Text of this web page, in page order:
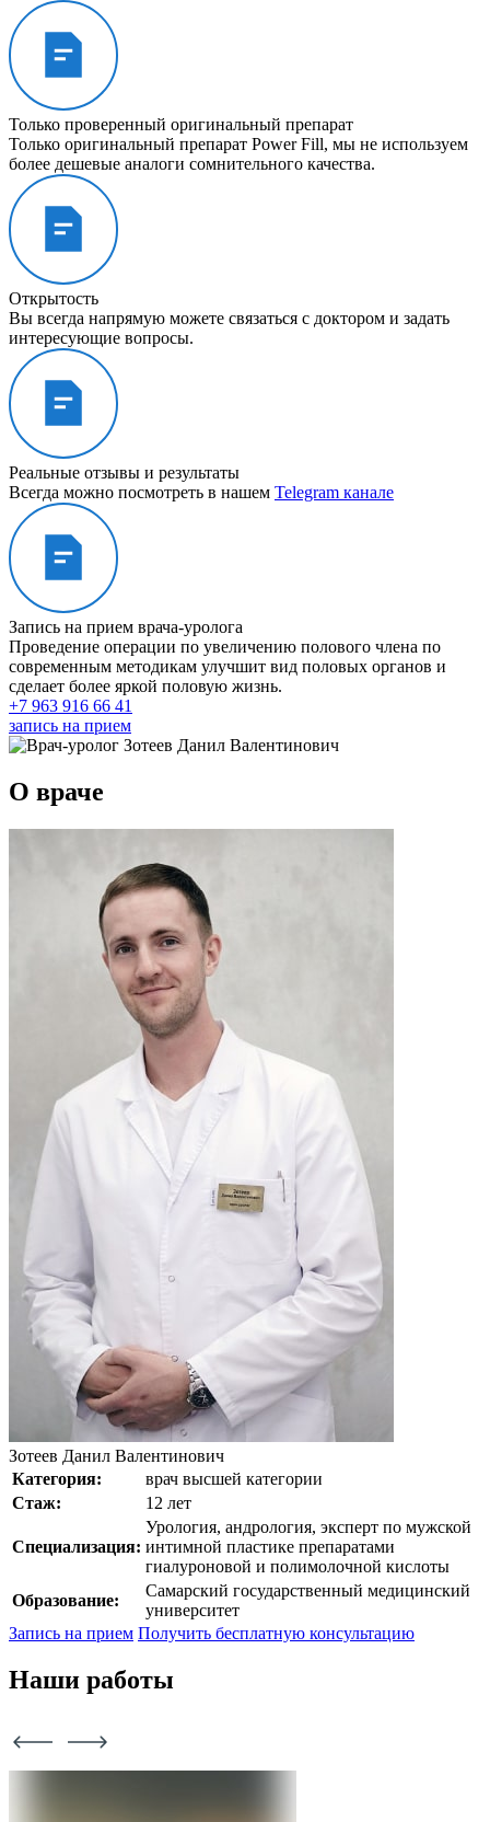
Только проверенный оригинальный препарат
Только оригинальный препарат Power Fill, мы не используем
более дешевые аналоги сомнительного качества.
Открытость
Вы всегда напрямую можете связаться с доктором и задать
интересующие вопросы.
Реальные отзывы и результаты
Всегда можно посмотреть в нашем Telegram канале
Запись на прием врача-уролога
Проведение операции по увеличению полового члена по
современным методикам улучшит вид половых органов и
сделает более яркой половую жизнь.
+7 963 916 66 41
запись на прием
О враче
Зотеев Данил Валентинович
Категория:
врач высшей категории
Стаж:
12 лет
Специализация:
Урология, андрология, эксперт по мужской
интимной пластике препаратами
гиалуроновой и полимолочной кислоты
Образование:
Самарский государственный медицинский
университет
Запись на прием Получить бесплатную консультацию
Наши работы